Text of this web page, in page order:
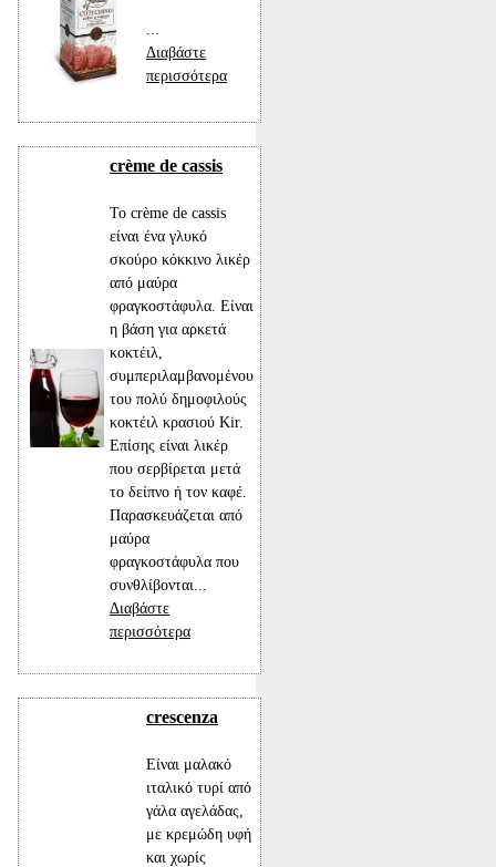
Διαβάστε
περισσότερα
crème de cassis
Το crème de cassis
είναι ένα γλυκό
σκούρο κόκκινο λικέρ
από μαύρα
φραγκοστάφυλα. Είναι
η βάση για αρκετά
κοκτέιλ,
συμπεριλαμβανομένου
του πολύ δημοφιλούς
κοκτέιλ κρασιού Kir.
Επίσης είναι λικέρ
που σερβίρεται μετά
το δείπνο ή τον καφέ.
Παρασκευάζεται από
μαύρα
φραγκοστάφυλα που
συνθλίβονται...
Διαβάστε
περισσότερα
crescenza
Είναι μαλακό
ιταλικό τυρί από
γάλα αγελάδας,
με κρεμώδη υφή
και χωρίς